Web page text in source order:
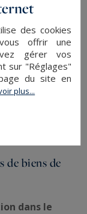
de
pour
votre projet.
de biens de
dans le
des cookies
offrir une
gérer vos
sur "Réglages"
du site en
plus...